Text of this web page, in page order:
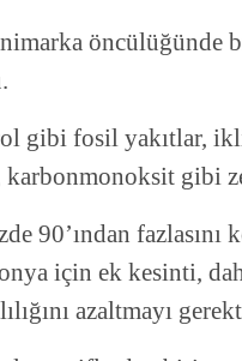
öncülüğünde
gibi fosil yakıtlar,
gibi
90’ından fazlasını
için ek kesinti,
azaltmayı